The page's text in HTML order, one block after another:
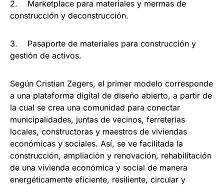
2. Marketplace para materiales y mermas de
construcción y deconstrucción.
3. Pasaporte de materiales para construcción y
gestión de activos.
Según Cristian Zegers, el primer modelo corresponde
a una plataforma digital de diseño abierto, a partir de
la cual se crea una comunidad para conectar
municipalidades, juntas de vecinos, ferreterías
locales, constructoras y maestros de viviendas
económicas y sociales. Así, se ve facilitada la
construcción, ampliación y renovación, rehabilitación
de una vivienda económica y social de manera
energéticamente eficiente, resiliente, circular y